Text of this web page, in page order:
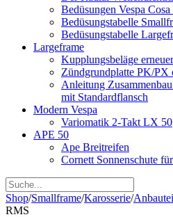
Bedüsungen Vespa Cosa
Bedüsungstabelle
Bedüsungstabelle
Largeframe
Kupplungsbeläge
Zündgrundplatte PK/PX
Anleitung
mit Standardflansch
Modern Vespa
Variomatik 2-Takt LX 50
APE 50
Ape Breitreifen
Cornett Sonnenschute
Shop/Smallframe/Karosserie/
RMS